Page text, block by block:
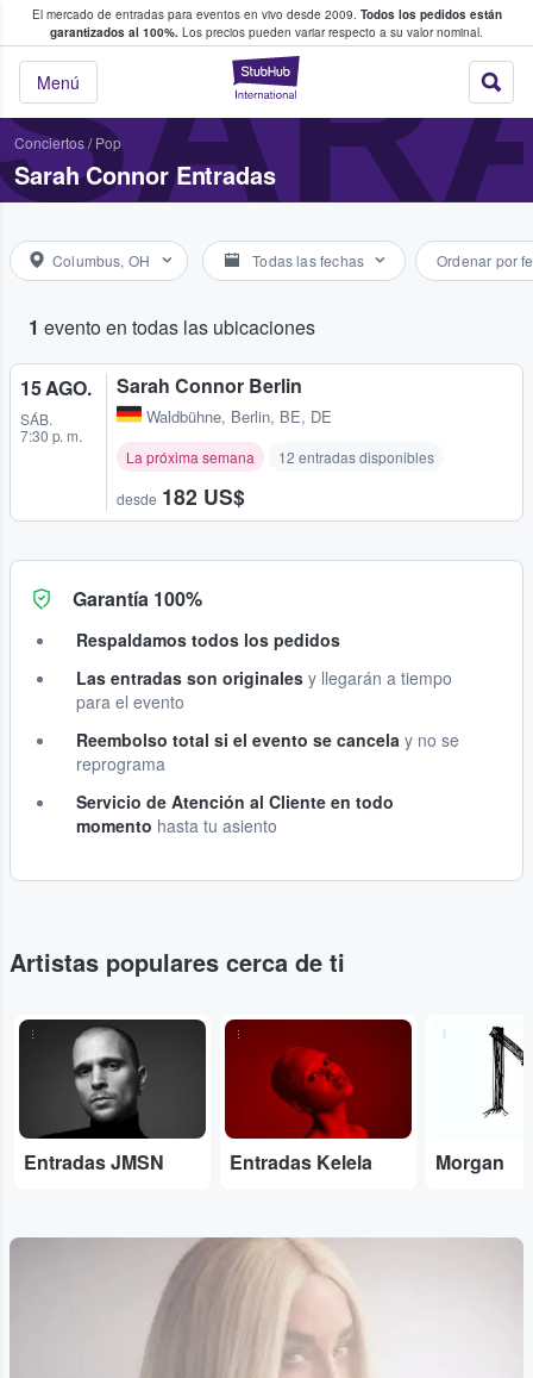
El mercado de entradas para eventos en vivo desde 2009. Todos los pedidos están
garantizados al 100%. Los precios pueden variar respecto a su valor nominal.
StubHub:
Menú
y venta de entradas entre fans
Conciertos/ Pop
Sarah Connor Entradas
Columbus, OH Todas las fechas Ordenar por
1 evento en todas las ubicaciones
15 AGO.
SÁB.
7:30 p. m.
Sarah Connor Berlin
Waldbühne, Berlin, BE, DE
La próxima semana 12 entradas disponibles
desde 182 US$
Garantía 100%
Respaldamos todos los pedidos
Las entradas son originales y llegarán a tiempo
para el evento
Reembolso total si el evento se cancela y no se
reprograma
Servicio de Atención al Cliente en todo
momento hasta tu asiento
Artistas populares cerca de ti
...
Entradas JMSN
...
Entradas Kelela Morgan